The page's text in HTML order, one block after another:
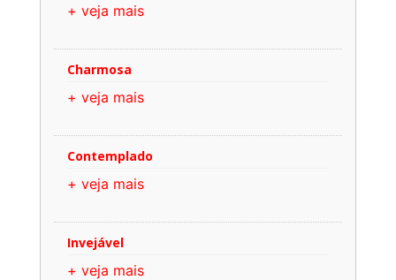
+ veja mais
Charmosa
+ veja mais
Contemplado
+ veja mais
Invejável
+ veja mais